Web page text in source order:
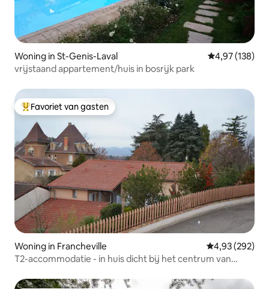
Woning in St-Genis-Laval Gemiddelde
4,97 (138)
vrijstaand appartement/huis in bosrijk park
Topfavoriet van gasten
Favoriet van gasten
Woning in Francheville Gemiddelde
4,93 (292)
T2-accommodatie - in huis dicht bij het centrum van